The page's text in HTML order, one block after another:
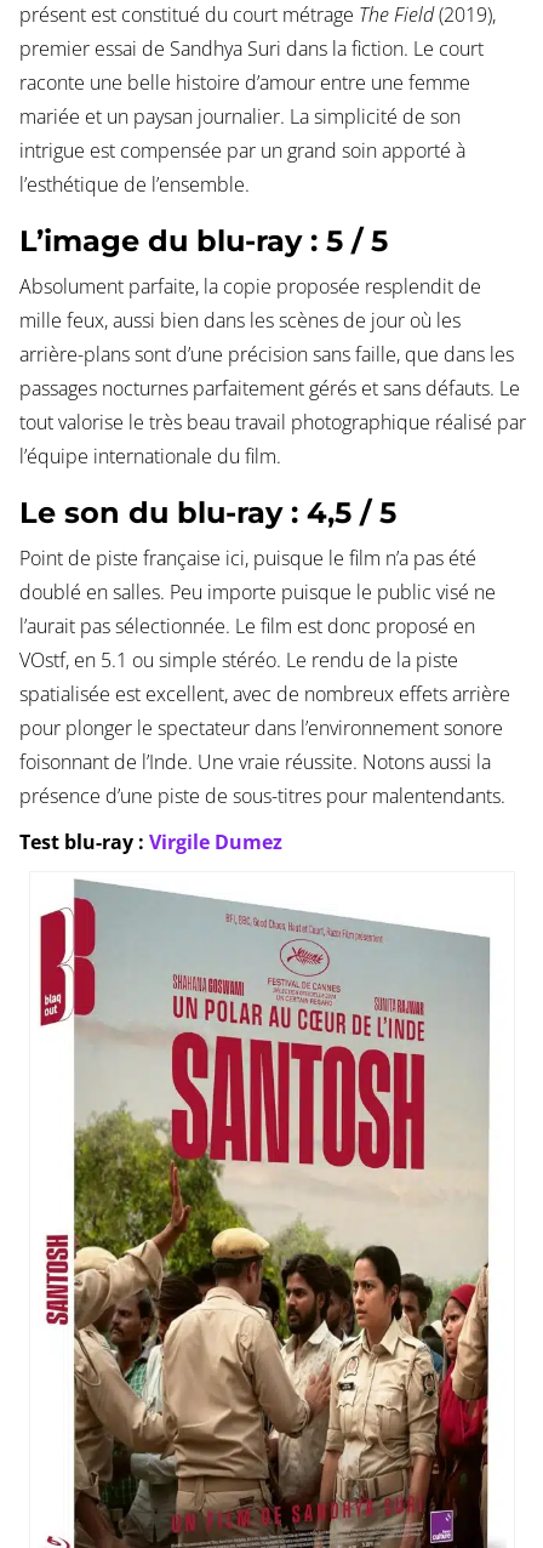
présent est constitué du court métrage The Field(2019),
premier essai de Sandhya Suri dans la fiction. Le court
raconte une belle histoire d’amour entre une femme
mariée et un paysan journalier. La simplicité de son
intrigue est compensée par un grand soin apporté à
l’esthétique de l’ensemble.
L’image du blu-ray : 5 / 5
Absolument parfaite, la copie proposée resplendit de
mille feux, aussi bien dans les scènes de jour où les
arrière-plans sont d’une précision sans faille, que dans les
passages nocturnes parfaitement gérés et sans défauts. Le
tout valorise le très beau travail photographique réalisé par
l’équipe internationale du film.
Le son du blu-ray : 4,5 / 5
Point de piste française ici, puisque le film n’a pas été
doublé en salles. Peu importe puisque le public visé ne
l’aurait pas sélectionnée. Le film est donc proposé en
VOstf, en 5.1 ou simple stéréo. Le rendu de la piste
spatialisée est excellent, avec de nombreux effets arrière
pour plonger le spectateur dans l’environnement sonore
foisonnant de l’Inde. Une vraie réussite. Notons aussi la
présence d’une piste de sous-titres pour malentendants.
Test blu-ray : Virgile Dumez